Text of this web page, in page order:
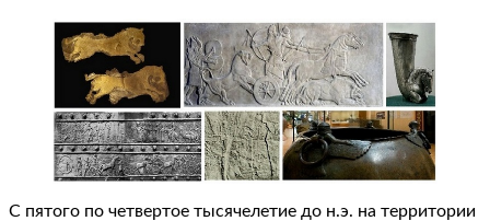
С пятого по четвертое тысячелетие до н.э. на территории